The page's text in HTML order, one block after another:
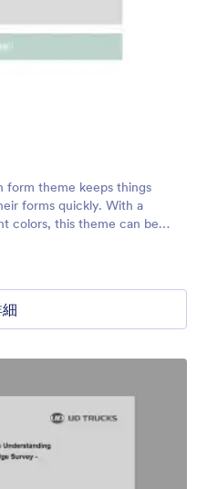
form theme keeps things
forms quickly. With a
colors, this theme can be